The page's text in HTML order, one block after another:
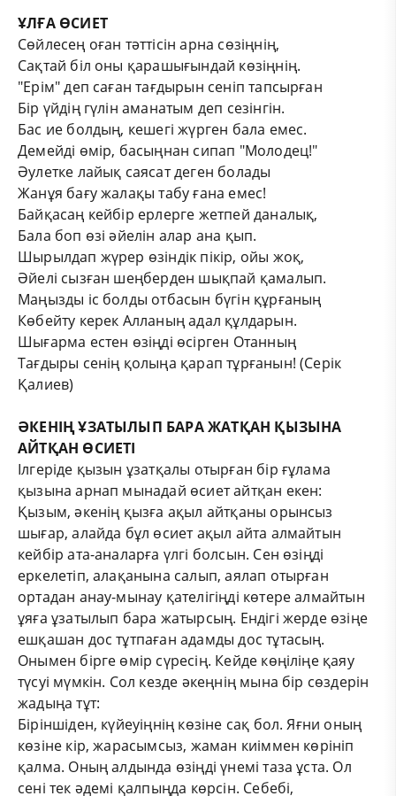
ҰЛҒА ӨСИЕТ
Сөйлесең оған тәттісін арна сөзіңнің,
Сақтай біл оны қарашығындай көзіңнің.
"Ерім" деп саған тағдырын сеніп тапсырған
Бір үйдің гүлін аманатым деп сезінгін.
Бас ие болдың, кешегі жүрген бала емес.
Демейді өмір, басыңнан сипап "Молодец!"
Әулетке лайық саясат деген болады
Жанұя бағу жалақы табу ғана емес!
Байқасаң кейбір ерлерге жетпей даналық,
Бала боп өзі әйелін алар ана қып.
Шырылдап жүрер өзіндік пікір, ойы жоқ,
Әйелі сызған шеңберден шықпай қамалып.
Маңызды іс болды отбасын бүгін құрғаның
Көбейту керек Алланың адал құлдарын.
Шығарма естен өзіңді өсірген Отанның
Тағдыры сенің қолыңа қарап тұрғанын! (Серік
Қалиев)
ӘКЕНІҢ ҰЗАТЫЛЫП БАРА ЖАТҚАН ҚЫЗЫНА
АЙТҚАН ӨСИЕТІ
Ілгеріде қызын ұзатқалы отырған бір ғұлама
қызына арнап мынадай өсиет айтқан екен:
Қызым, әкенің қызға ақыл айтқаны орынсыз
шығар, алайда бұл өсиет ақыл айта алмайтын
кейбір ата-аналарға үлгі болсын. Сен өзіңді
еркелетіп, алақанына салып, аялап отырған
ортадан анау-мынау қателігіңді көтере алмайтын
ұяға ұзатылып бара жатырсың. Ендігі жерде өзіңе
ешқашан дос тұтпаған адамды дос тұтасың.
Онымен бірге өмір сүресің. Кейде көңіліңе қаяу
түсуі мүмкін. Сол кезде әкеңнің мына бір сөздерін
жадыңа тұт:
Біріншіден, күйеуіңнің көзіне сақ бол. Яғни оның
көзіне кір, жарасымсыз, жаман киіммен көрініп
қалма. Оның алдында өзіңді үнемі таза ұста. Ол
сені тек әдемі қалпыңда көрсін. Себебі,